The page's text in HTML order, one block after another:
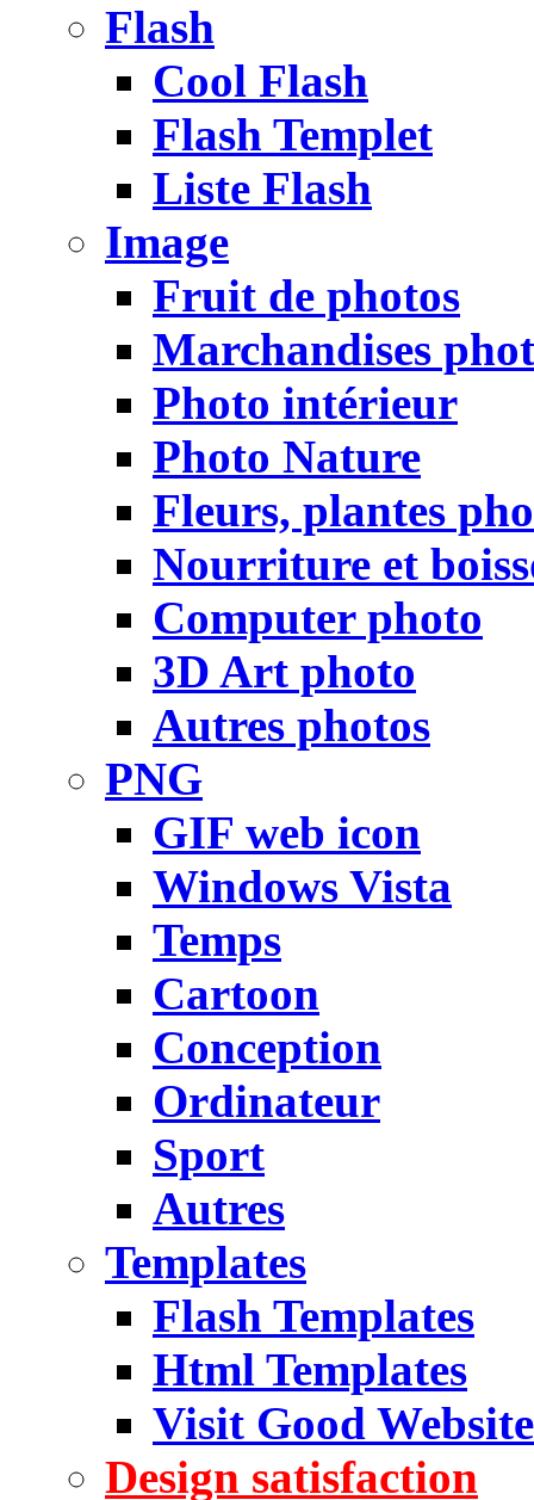
Flash
Cool Flash
Flash Templet
Liste Flash
Image
Fruit de photos
Marchandises
Photo intérieur
Photo Nature
Fleurs, plantes
Nourriture et
Computer photo
3D Art photo
Autres photos
PNG
GIF web icon
Windows Vista
Temps
Cartoon
Conception
Ordinateur
Sport
Autres
Templates
Flash Templates
Html Templates
Visit Good Website
Design satisfaction